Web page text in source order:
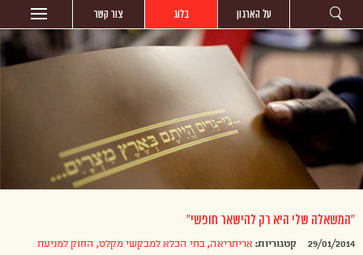
על הארגון בלוג צור קשר
“המשאלה שלי היא רק להישאר חופשי”
29/01/2014 קטגוריות: אריתריאה, בתי הכלא למבקשי מקלט, החוק למניעת